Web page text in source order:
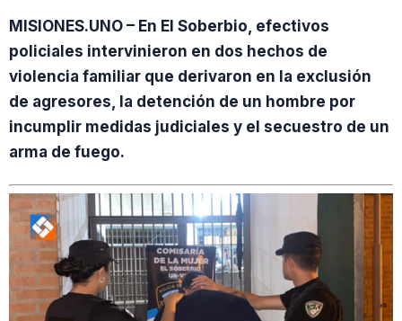
MISIONES.UNO – En El Soberbio, efectivos
policiales intervinieron en dos hechos de
violencia familiar que derivaron en la exclusión
de agresores, la detención de un hombre por
incumplir medidas judiciales y el secuestro de un
arma de fuego.